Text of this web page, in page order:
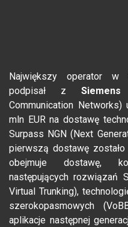
Największy operator w
podpisał z Siemens
Communication
mln EUR na dostawę
Surpass NGN (Next
pierwszą dostawę
obejmuje dostawę,
następujących rozwiązań
Virtual Trunking),
szerokopasmowych
aplikacje następnej